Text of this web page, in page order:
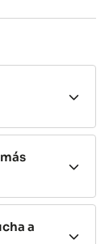
más
guía sin
las convierte
para
a